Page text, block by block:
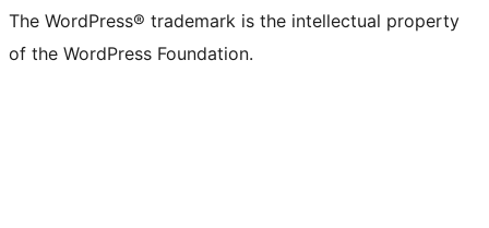
The WordPress® trademark is the intellectual property
of the WordPress Foundation.